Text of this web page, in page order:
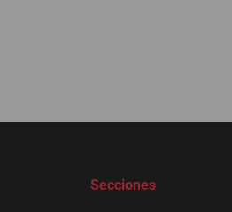
Secciones